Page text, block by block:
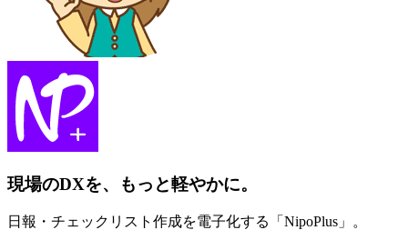
現場のDXを、もっと軽やかに。
日報・チェックリスト作成を電子化する「NipoPlus」。